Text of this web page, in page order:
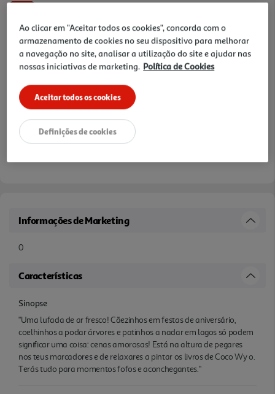
12,90 €PVP de editor
11,61 €
Notas de preparação
Informações de Marketing
0
Características
Sinopse
"Uma lufada de ar fresco! Cãezinhos em festas de aniversário,
coelhinhos a podar árvores e patinhos a nadar em lagos só podem
significar uma coisa: cenas amorosas! Está na altura de pegares
nos teus marcadores e de relaxares a pintar os livros de Coco Wy o.
Terás tudo para momentos fofos e aconchegantes."
Ao clicar em "Aceitar todos os cookies", concorda com o
armazenamento de cookies no seu dispositivo para melhorar
a navegação no site, analisar a utilização do site e ajudar nas
nossas iniciativas de marketing. Política de Cookies
Aceitar todos os cookies
Definições de cookies